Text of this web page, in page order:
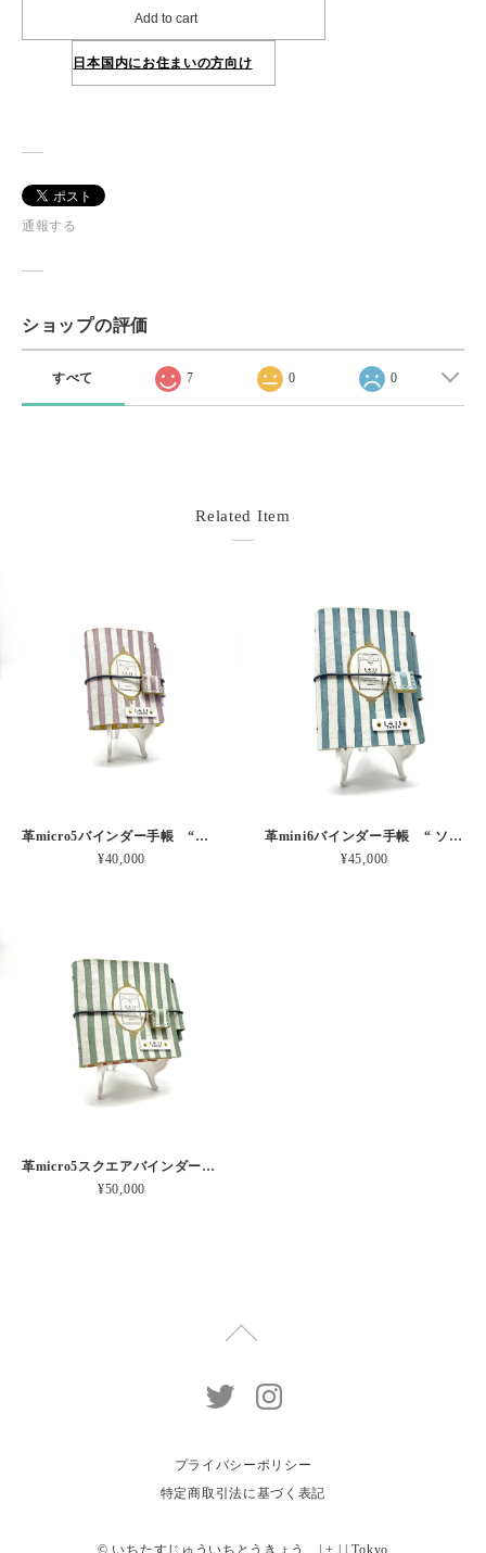
Add to cart
日本国内にお住まいの方向け
通報する
ショップの評価
すべて 7 0 0
Related Item
革micro5バインダー手帳 “ブルーベリー・レモンシェイク 昼下がりのお茶会” 本革
¥40,000
革mini6バインダー手帳 “ ソーダ・セサミシェイク 昼下がりのお茶会” 本革
¥45,000
革micro5スクエアバインダー手帳 “ メロン・イチゴシェイク 昼下がりのお茶会” 本革
¥50,000
プライバシーポリシー
特定商取引法に基づく表記
© いちたすじゅういちとうきょう | + | | Tokyo